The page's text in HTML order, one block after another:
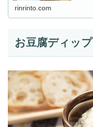
rinrinto.com
お豆腐ディップ